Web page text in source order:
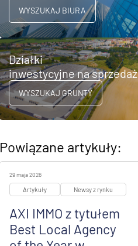
WYSZUKAJ BIURA
Działki
inwestycyjne na sprzedaż
WYSZUKAJ GRUNTY
Powiązane artykuły:
29 maja 2026
Artykuły Newsy z rynku
AXI IMMO z tytułem
Best Local Agency